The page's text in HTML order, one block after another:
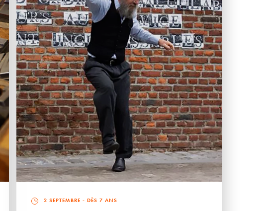
2 SEPTEMBRE - DÈS 7 ANS